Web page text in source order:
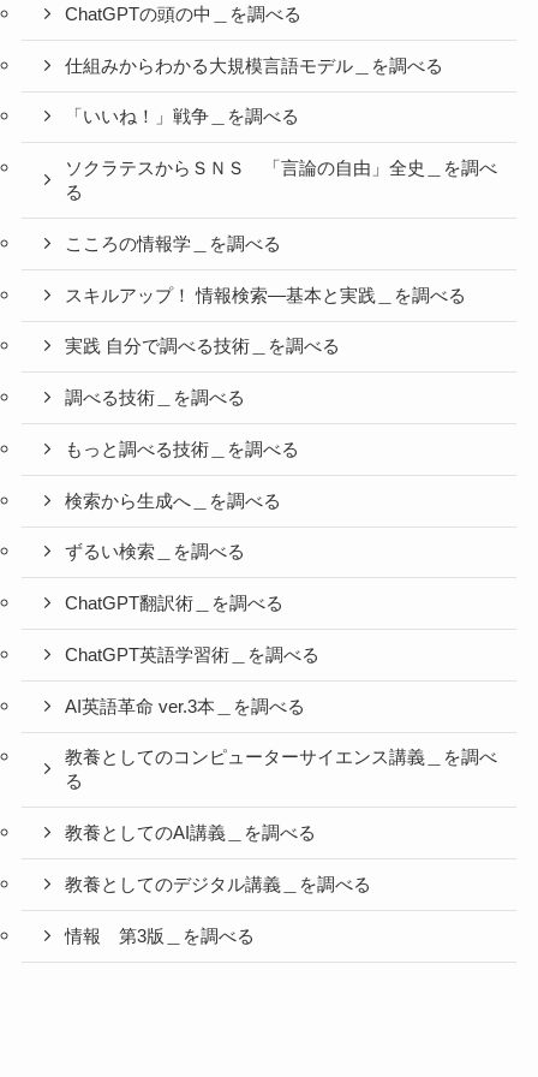
ChatGPTの頭の中＿を調べる
仕組みからわかる大規模言語モデル＿を調べる
「いいね！」戦争＿を調べる
ソクラテスからＳＮＳ 「言論の自由」全史＿を調べ
る
こころの情報学＿を調べる
スキルアップ！ 情報検索―基本と実践＿を調べる
実践 自分で調べる技術＿を調べる
調べる技術＿を調べる
もっと調べる技術＿を調べる
検索から生成へ＿を調べる
ずるい検索＿を調べる
ChatGPT翻訳術＿を調べる
ChatGPT英語学習術＿を調べる
AI英語革命 ver.3本＿を調べる
教養としてのコンピューターサイエンス講義＿を調べ
る
教養としてのAI講義＿を調べる
教養としてのデジタル講義＿を調べる
情報 第3版＿を調べる